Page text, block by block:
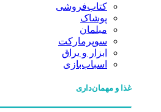
کتاب‌فروشی
پوشاک
مبلمان
سوپرمارکت
ابزار و یراق
اسباب‌بازی
غذا و مهمان‌داری